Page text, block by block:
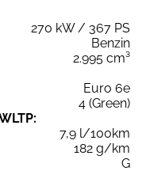
270 kW / 367 PS
Benzin
2.995 cm³
Euro 6e
4 (Green)
7,9 l/100km
182 g/km
G